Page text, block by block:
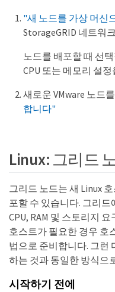
"새 노드를 가상 머신
StorageGRID 네트워
노드를 배포할 때 선
CPU 또는 메모리 설
새로운 VMware 노드
합니다"
Linux: 그리드
그리드 노드는 새 Linux
포할 수 있습니다. 그리드
CPU, RAM 및 스토리지
호스트가 필요한 경우 호
법으로 준비합니다. 그런
하는 것과 동일한 방식으
시작하기 전에